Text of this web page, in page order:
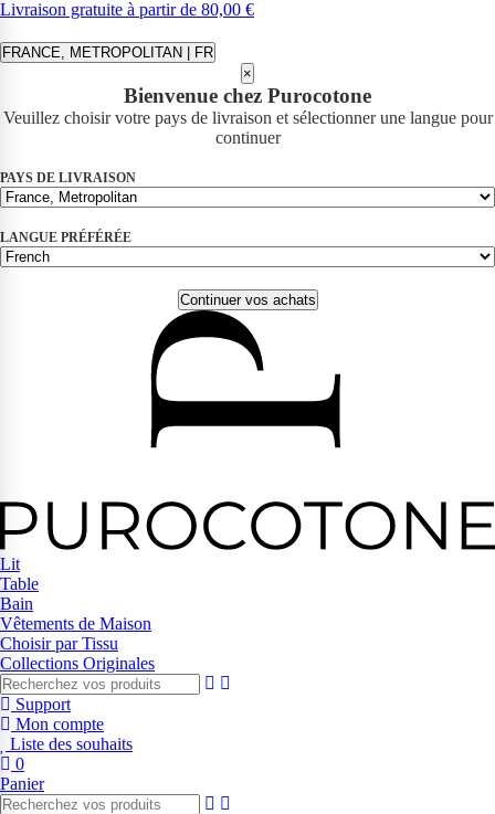
Livraison gratuite à partir de 80,00 €
FRANCE, METROPOLITAN | FR
×
Bienvenue chez Purocotone
Veuillez choisir votre pays de livraison et sélectionner une langue pour
continuer
PAYS DE LIVRAISON
LANGUE PRÉFÉRÉE
Continuer vos achats
Lit
Table
Bain
Vêtements de Maison
Choisir par Tissu
Collections Originales
Support
Mon compte
Liste des souhaits
0
Panier